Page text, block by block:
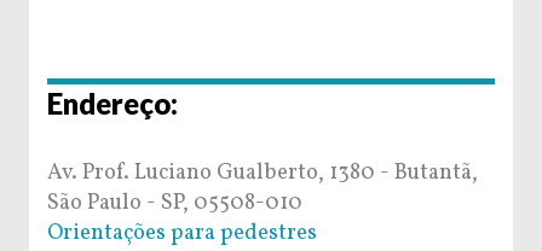
Endereço:
Av. Prof. Luciano Gualberto, 1380 - Butantã,
São Paulo - SP, 05508-010
Orientações para pedestres